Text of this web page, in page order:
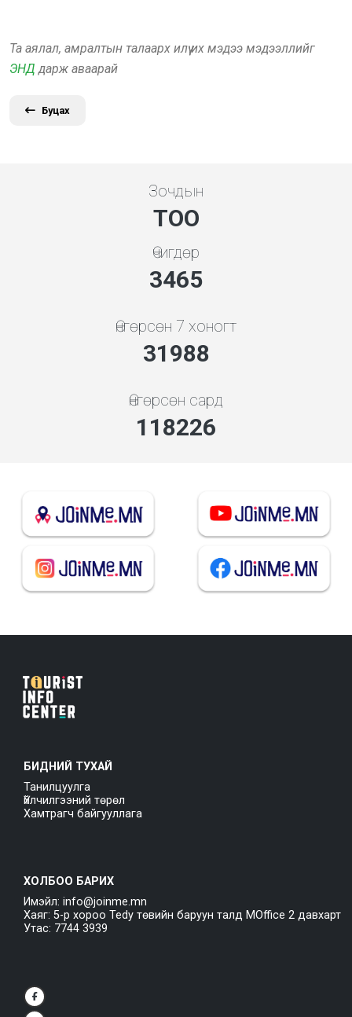
Та аялал, амралтын талаарх илүү их мэдээ мэдээллийг
ЭНД дарж аваарай
Буцах
Зочдын
ТОО
Өчигдөр
3731
Өнгөрсөн 7 хоногт
34448
Өнгөрсөн сард
127321
БИДНИЙ ТУХАЙ
Танилцуулга
Үйлчилгээний төрөл
Хамтрагч байгууллага
ХОЛБОО БАРИХ
Имэйл: info@joinme.mn
Хаяг: 5-р хороо Tedy төвийн баруун талд MOffice 2 давхарт
Утас: 7744 3939